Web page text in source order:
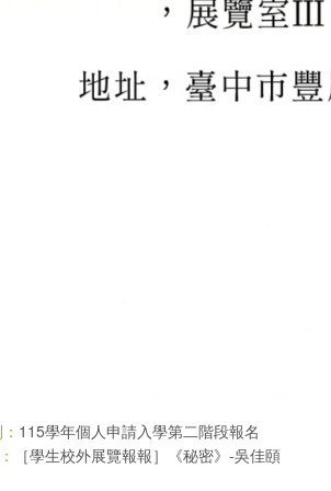
115學年個人申請入學第二階段報名
［學生校外展覽報報］《秘密》-吳佳頤